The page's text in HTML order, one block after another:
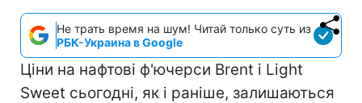
Не трать время на шум! Читай только суть из
РБК-Украина в Google
Ціни на нафтові ф'ючерси Brent і Light
Sweet сьогодні, як і раніше, залишаються